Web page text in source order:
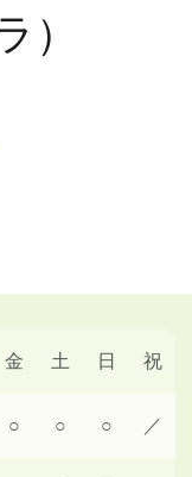
）
金 土 日 祝
○ ○ ○ ／